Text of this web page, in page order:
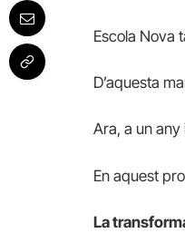
Escola Nova
D’aquesta
Ara, a un any
En aquest
La